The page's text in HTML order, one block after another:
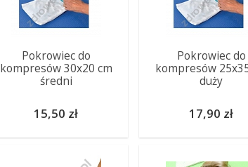
Pokrowiec do
kompresów 30x20 cm
średni
15,50 zł
Pokrowiec do
kompresów
duży
17,90 zł